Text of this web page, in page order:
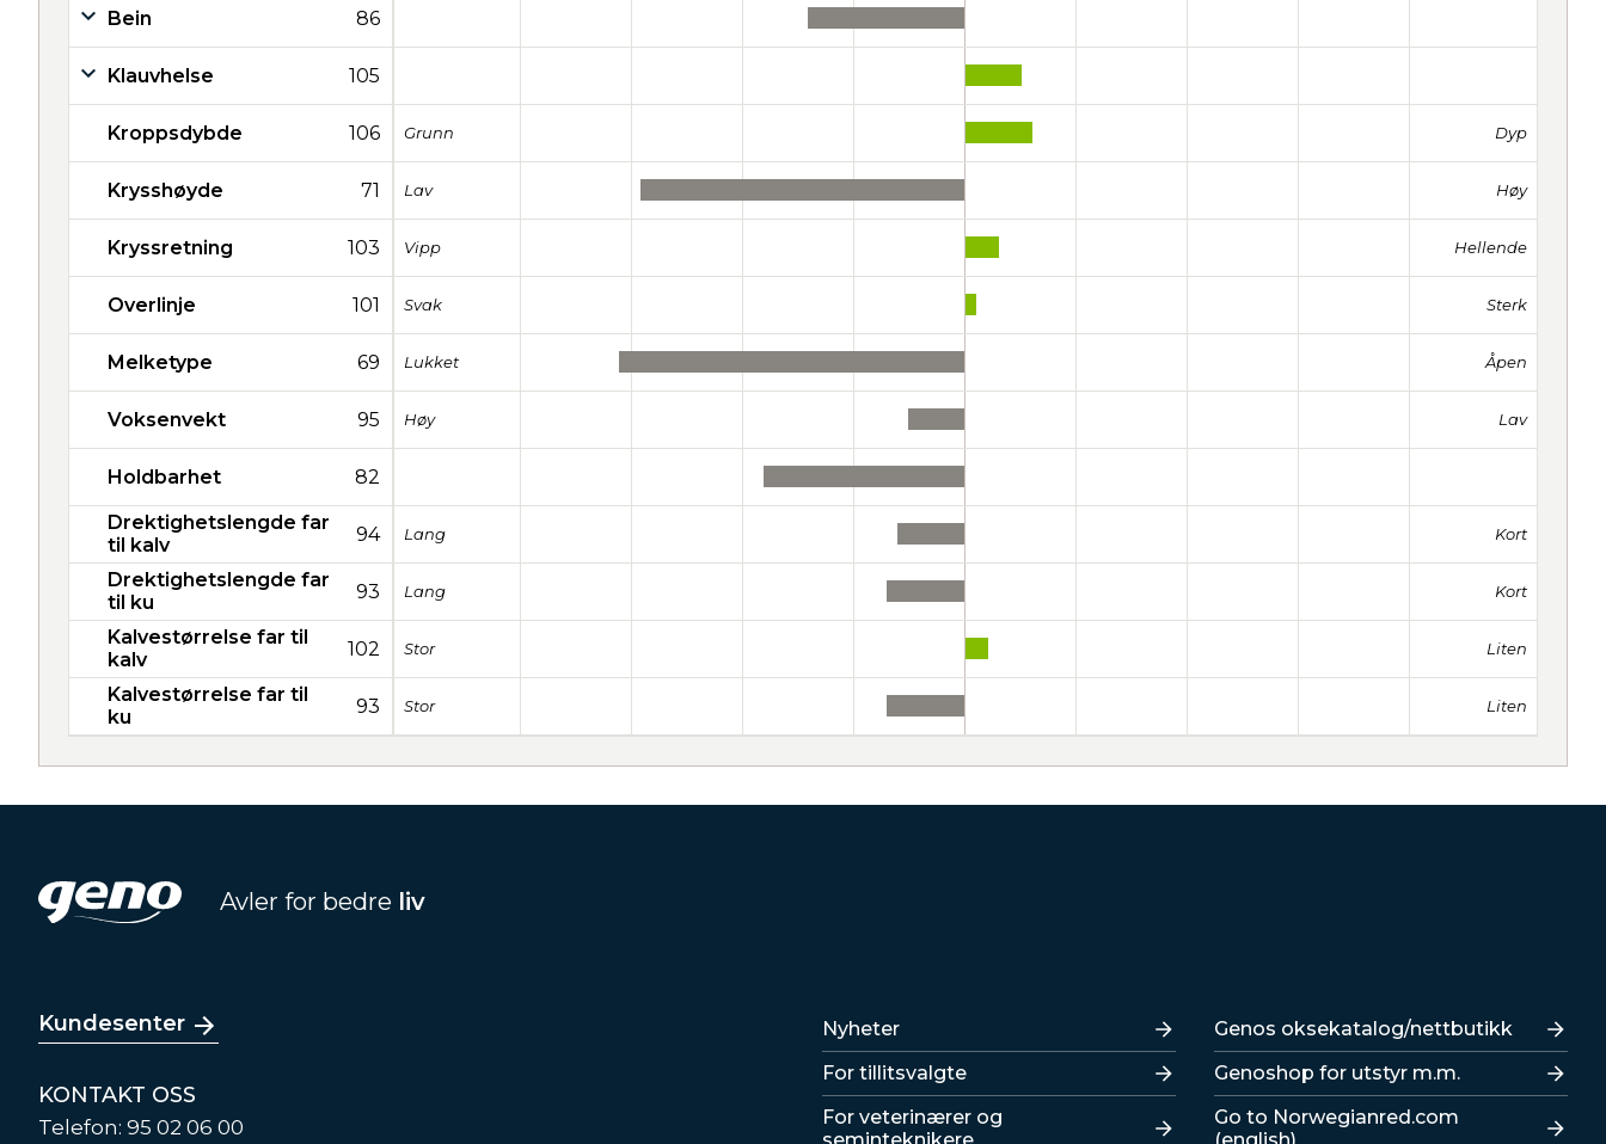
Bein 86
Klauvhelse 105
Kroppsdybde 106 Grunn Dyp
Krysshøyde 71 Lav Høy
Kryssretning 103 Vipp Hellende
Overlinje 101 Svak Sterk
Melketype 69 Lukket Åpen
Voksenvekt 95 Høy Lav
Holdbarhet 82
Drektighetslengde far
til kalv
94 Lang Kort
Drektighetslengde far
til ku
93 Lang Kort
Kalvestørrelse far til
kalv
102 Stor Liten
Kalvestørrelse far til
ku
93 Stor Liten
Avler for bedre liv
Kundesenter
KONTAKT OSS
Telefon: 95 02 06 00
Lenker
Nyheter
For tillitsvalgte
For veterinærer og
seminteknikere
Lenker
Genos oksekatalog/nettbutikk
Genoshop for utstyr m.m.
Go to Norwegianred.com
(english)